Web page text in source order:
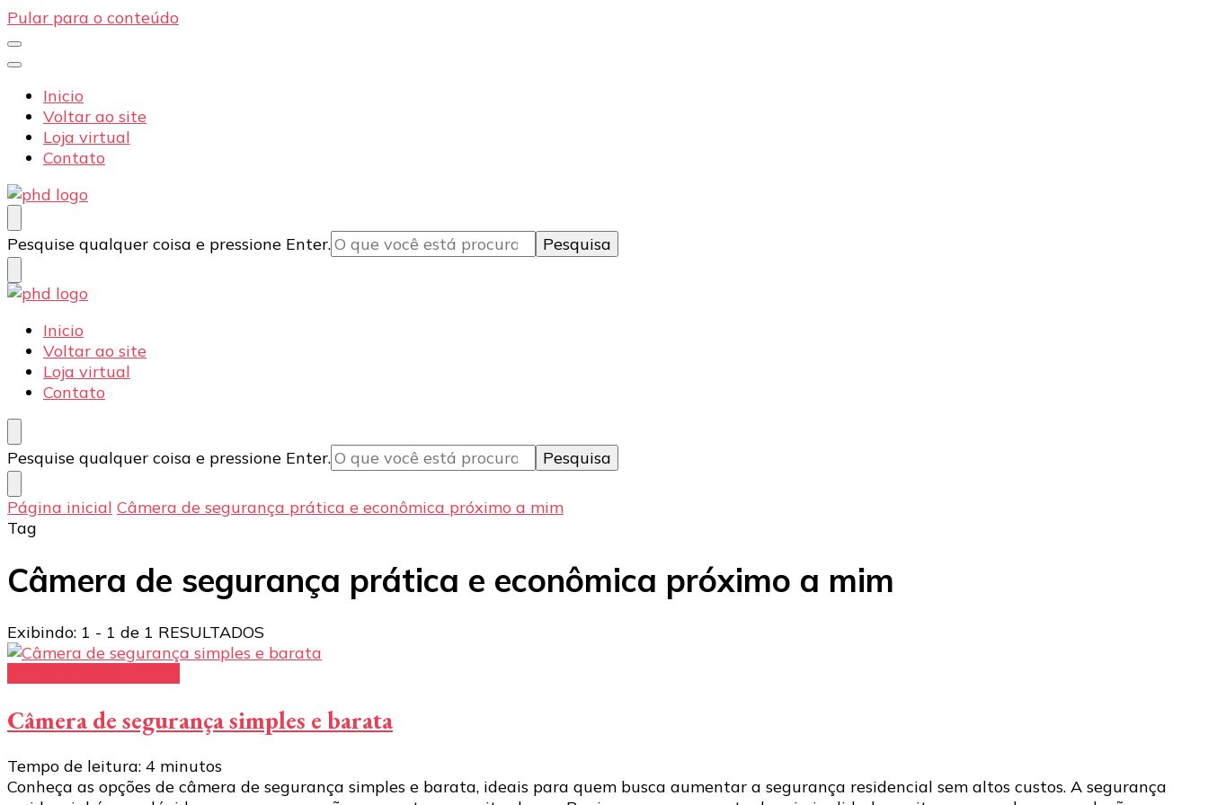
Pular para o conteúdo
Inicio
Voltar ao site
Loja virtual
Contato
PHD Seg
Blog
Procurando
algo?
Pesquise qualquer coisa e pressione Enter.
PHD Seg
Blog
Inicio
Voltar ao site
Loja virtual
Contato
Procurando
algo?
Pesquise qualquer coisa e pressione Enter.
Página inicial Câmera de segurança prática e econômica próximo a mim
Tag
Câmera de segurança prática e econômica próximo a mim
Exibindo: 1 - 1 de 1 RESULTADOS
Câmera de segurança simples e barata
Tempo de leitura: 4 minutos
Conheça as opções de câmera de segurança simples e barata, ideais para quem busca aumentar a segurança residencial sem altos custos. A segurança